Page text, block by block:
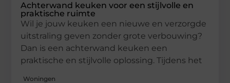
Achterwand keuken voor een stijlvolle en
praktische ruimte
Wil je jouw keuken een nieuwe en verzorgde
uitstraling geven zonder grote verbouwing?
Dan is een achterwand keuken een
praktische en stijlvolle oplossing. Tijdens het
Woningen